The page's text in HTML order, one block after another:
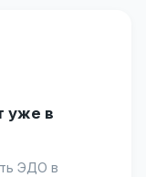
уже в
ЭДО в